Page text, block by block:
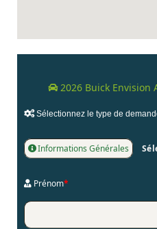
2026 Buick Envision
Sélectionnez le type de
Informations Générales
Prénom*